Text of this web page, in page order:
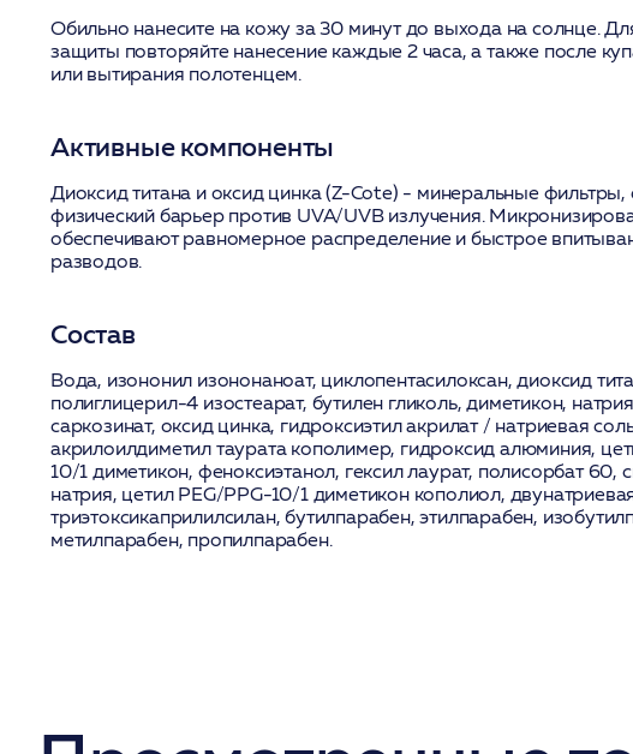
Обильно нанесите на кожу за 30 минут до выхода на солнце.
защиты повторяйте нанесение каждые 2 часа, а также после
или вытирания полотенцем.
Активные компоненты
Диоксид титана и оксид цинка (Z-Cote) - минеральные
физический барьер против UVA/UVB излучения.
обеспечивают равномерное распределение и быстрое
разводов.
Состав
Вода, изононил изононаноат, циклопентасилоксан, диоксид
полиглицерил-4 изостеарат, бутилен гликоль, диметикон,
саркозинат, оксид цинка, гидроксиэтил акрилат / натриевая
акрилоилдиметил таурата кополимер, гидроксид алюминия,
10/1 диметикон, феноксиэтанол, гексил лаурат, полисорбат 60,
натрия, цетил PEG/PPG-10/1 диметикон кополиол,
триэтоксикаприлилсилан, бутилпарабен, этилпарабен,
метилпарабен, пропилпарабен.